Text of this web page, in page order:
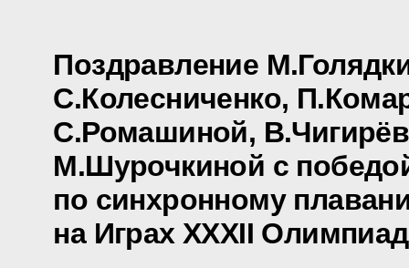
Поздравление
С.Колесниченко,
С.Ромашиной,
М.Шурочкиной с
по синхронному
на Играх XXXII